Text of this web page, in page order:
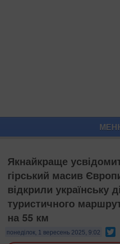
Якнайкраще
гірський масив
відкрили українську
туристичного
на 55 км
понеділок, 1 вересень 2025, 9:02